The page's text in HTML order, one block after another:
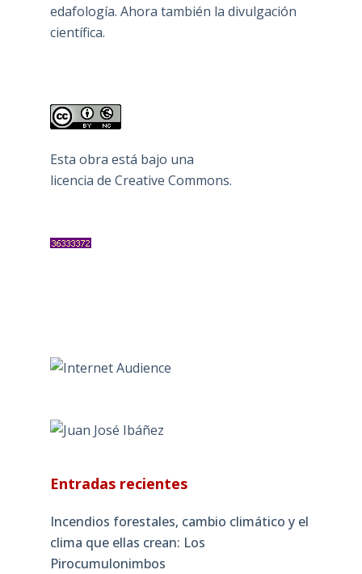
edafología. Ahora también la divulgación
científica.
Esta obra está bajo una
licencia de Creative Commons.
Entradas recientes
Incendios forestales, cambio climático y el
clima que ellas crean: Los
Pirocumulonimbos